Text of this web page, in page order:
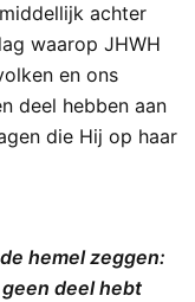
achter
waarop JHWH
en ons
deel hebben aan
die Hij op haar
hemel zeggen:
deel hebt